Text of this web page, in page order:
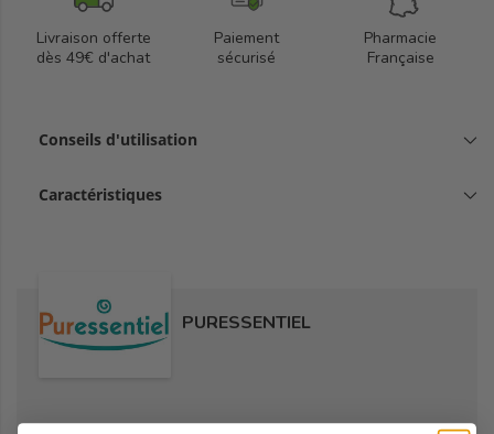
Fabriqué en France.
Livraison offerte
dès 49€ d'achat
Paiement
sécurisé
Pharmacie
Française
Conseils d'utilisation
Caractéristiques
PURESSENTIEL